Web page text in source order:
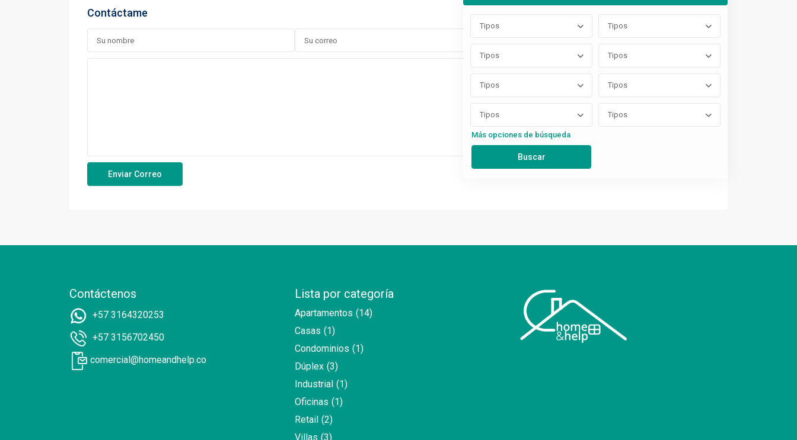
Tipos Tipos
Tipos Tipos
Tipos Tipos
Tipos Tipos
Más opciones de búsqueda
Contáctame
Contáctenos
+57 3164320253
+57 3156702450
comercial@homeandhelp.co
Lista por categoría
Apartamentos (14)
Casas (1)
Condominios (1)
Dúplex (3)
Industrial (1)
Oficinas (1)
Retail (2)
Villas (3)